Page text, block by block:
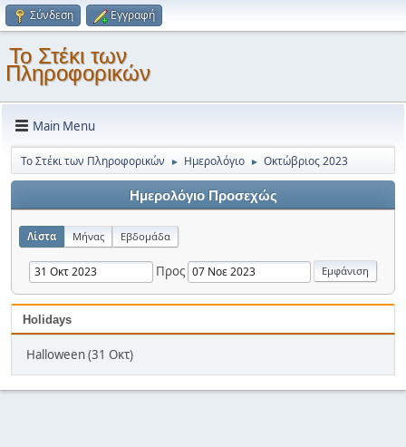
Σύνδεση Εγγραφή
Το Στέκι των
Πληροφορικών
Main Menu
Το Στέκι των Πληροφορικών ► Ημερολόγιο ► Οκτώβριος 2023
Ημερολόγιο Προσεχώς
Λίστα Μήνας Εβδομάδα
Προς
Holidays
Halloween (31 Οκτ)